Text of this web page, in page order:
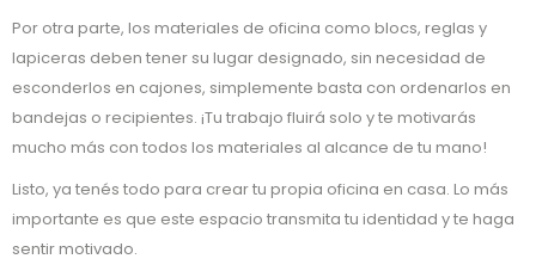
Por otra parte, los materiales de oficina como blocs, reglas y
lapiceras deben tener su lugar designado, sin necesidad de
esconderlos en cajones, simplemente basta con ordenarlos en
bandejas o recipientes. ¡Tu trabajo fluirá solo y te motivarás
mucho más con todos los materiales al alcance de tu mano!
Listo, ya tenés todo para crear tu propia oficina en casa. Lo más
importante es que este espacio transmita tu identidad y te haga
sentir motivado.